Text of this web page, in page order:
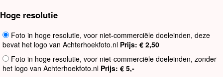
Hoge resolutie
Foto in hoge resolutie, voor niet-commerciële doeleinden, deze
bevat het logo van Achterhoekfoto.nl Prijs: € 2,50
Foto in hoge resolutie, voor niet-commerciële doeleinden, zonder
het logo van Achterhoekfoto.nl Prijs: € 5,-